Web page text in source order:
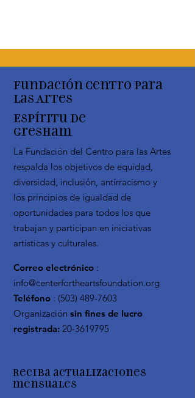
Fundación Centro para
las Artes
Espíritu de
Gresham
La Fundación del Centro para las Artes
respalda los objetivos de equidad,
diversidad, inclusión, antirracismo y
los principios de igualdad de
oportunidades para todos los que
trabajan y participan en iniciativas
artísticas y culturales.
Correo electrónico :
info@centerfortheartsfoundation.org
Teléfono : (503) 489-7603
Organización sin fines de lucro
registrada: 20-3619795
Reciba actualizaciones
mensuales